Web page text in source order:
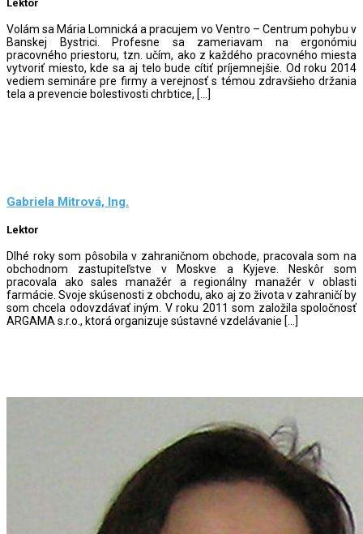
Lektor
Volám sa Mária Lomnická a pracujem vo Ventro – Centrum pohybu v
Banskej Bystrici. Profesne sa zameriavam na ergonómiu
pracovného priestoru, tzn. učím, ako z každého pracovného miesta
vytvoriť miesto, kde sa aj telo bude cítiť príjemnejšie. Od roku 2014
vediem semináre pre firmy a verejnosť s témou zdravšieho držania
tela a prevencie bolestivosti chrbtice, […]
Gabriela Mitrová, Ing.
Lektor
Dlhé roky som pôsobila v zahraničnom obchode, pracovala som na
obchodnom zastupiteľstve v Moskve a Kyjeve. Neskôr som
pracovala ako sales manažér a regionálny manažér v oblasti
farmácie. Svoje skúsenosti z obchodu, ako aj zo života v zahraničí by
som chcela odovzdávať iným. V roku 2011 som založila spoločnosť
ARGAMA s.r.o., ktorá organizuje sústavné vzdelávanie […]